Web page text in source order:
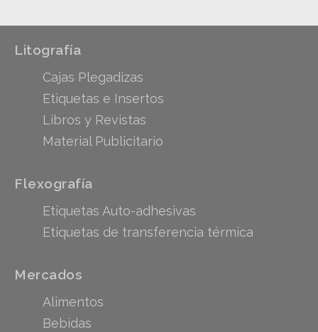
Litografía
Cajas Plegadizas
Etiquetas e Insertos
Libros y Revistas
Material Publicitario
Flexografía
Etiquetas Auto-adhesivas
Etiquetas de transferencia térmica
Mercados
Alimentos
Bebidas